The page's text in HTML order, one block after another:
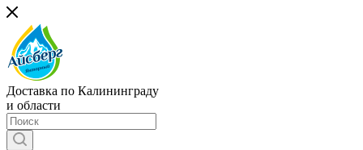
Доставка по Калининграду
и области